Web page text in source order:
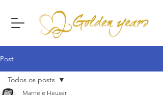
Post
Todos os posts
Marnele Heuser